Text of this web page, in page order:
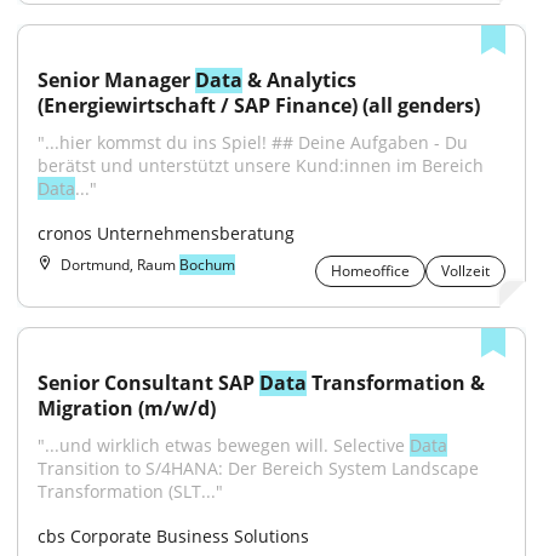
Senior Manager Data & Analytics
(Energiewirtschaft / SAP Finance) (all genders)
"...hier kommst du ins Spiel! ## Deine Aufgaben - Du
Data..."
cronos Unternehmensberatung
Dortmund, Raum Bochum Homeoffice Vollzeit
Senior Consultant SAP Data Transformation &
Migration (m/w/d)
"...und wirklich etwas bewegen will. Selective Data
Transition to S/4HANA: Der Bereich System Landscape
Transformation (SLT..."
cbs Corporate Business Solutions